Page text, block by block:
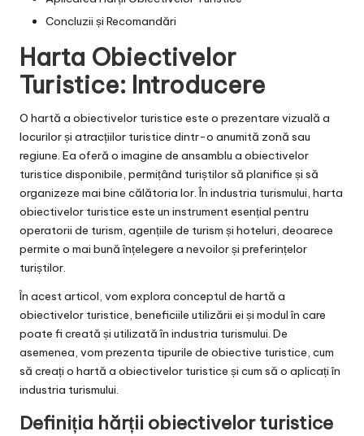
Concluzii și Recomandări
Harta Obiectivelor
Turistice: Introducere
O hartă a obiectivelor turistice este o prezentare vizuală a
locurilor și atracțiilor turistice dintr-o anumită zonă sau
regiune. Ea oferă o imagine de ansamblu a obiectivelor
turistice disponibile, permițând turiștilor să planifice și să
organizeze mai bine călătoria lor. În industria turismului, harta
obiectivelor turistice este un instrument esențial pentru
operatorii de turism, agențiile de turism și hoteluri, deoarece
permite o mai bună înțelegere a nevoilor și preferințelor
turiștilor.
În acest articol, vom explora conceptul de hartă a
obiectivelor turistice, beneficiile utilizării ei și modul în care
poate fi creată și utilizată în industria turismului. De
asemenea, vom prezenta tipurile de obiective turistice, cum
să creați o hartă a obiectivelor turistice și cum să o aplicați în
industria turismului.
Definiția hărții obiectivelor turistice